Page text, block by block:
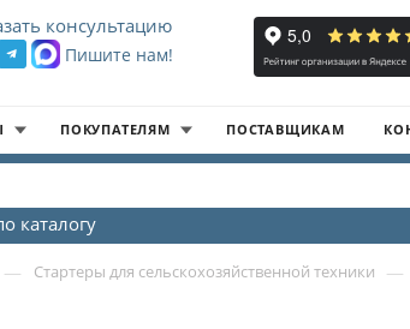
консультацию
Пишите нам!
ПОКУПАТЕЛЯМ ПОСТАВЩИКАМ
каталогу
— Стартеры для сельскохозяйственной техники —